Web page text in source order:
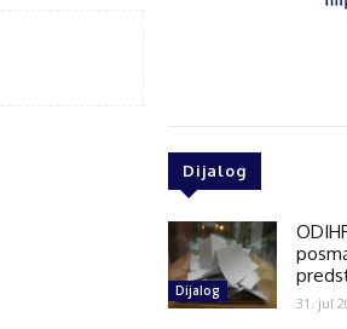
Dijalog
Dijalog
31. jul